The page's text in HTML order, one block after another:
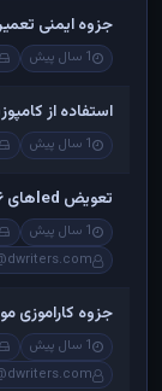
جزوه ایمنی
1 سال پیش
استفاده از
1 سال پیش
تعویض ledهای ۲۰۶
1 سال پیش
جزوه کاراموزی
1 سال پیش